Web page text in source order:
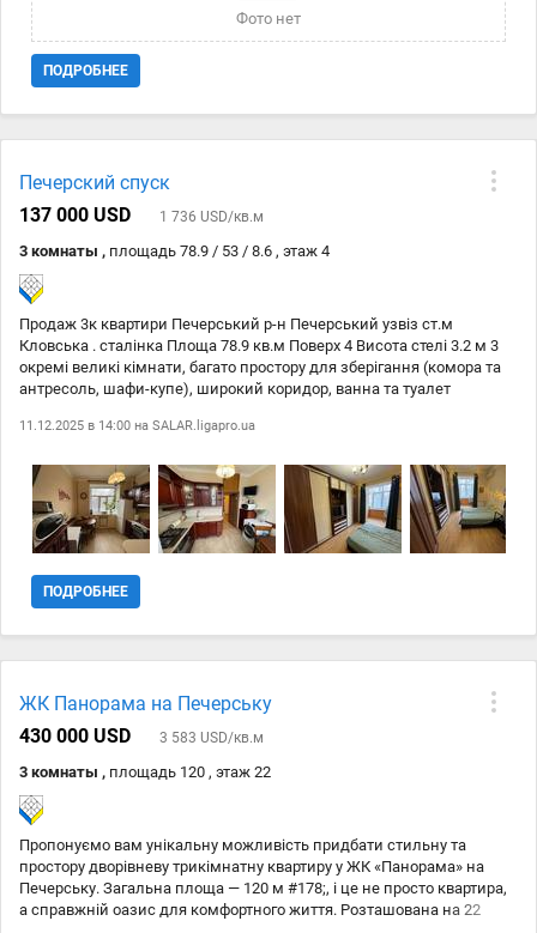
Арсенальна, Печерська. Вартість 92 000 у.о. Код об'єкта № 21144403.
Фото нет
ПОДРОБНЕЕ
Печерский спуск
137 000 USD
1 736 USD/кв.м
3 комнаты , площадь 78.9 / 53 / 8.6 , этаж 4
Продаж 3к квартири Печерський р-н Печерський узвіз ст.м
Кловська . сталінка Площа 78.9 кв.м Поверх 4 Висота стелі 3.2 м 3
окремі великі кімнати, багато простору для зберігання (комора та
антресоль, шафи-купе), широкий коридор, ванна та туалет
що перебоїв з теплою водою у вас ніколи не буде і не треба чекати
печерський ринок, супермаркет, школа, дітсадок, парки в 10хв в
спокійному темпі, до м. Кловська 7хв, Арсенальна 15хв, Печерська
15. Київ Фуд Маркет, Маріїнський парк, парк Слави, ТРЦ Гуллівер в
піший доступності, в сусідньому під #700;їзді укриття тільки після
та поїхали дивитися Код: 88
11.12.2025 в 14:00 на SALAR.ligapro.ua
ПОДРОБНЕЕ
ЖК Панорама на Печерську
430 000 USD
3 583 USD/кв.м
3 комнаты , площадь 120 , этаж 22
Пропонуємо вам унікальну можливість придбати стильну та
простору дворівневу трикімнатну квартиру у ЖК «Панорама» на
Печерську. Загальна площа — 120 м #178;, і це не просто квартира,
а справжній оазис для комфортного життя. Розташована на 22